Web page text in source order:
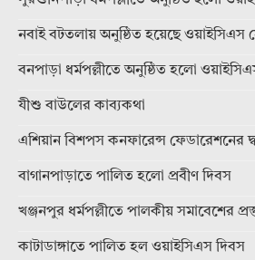
নবাই বটতলায় অনুষ্ঠিত হয়েছে ওয়াইসিএস
বনপাড়া ধর্মপল্লীতে অনুষ্ঠিত হলো
যীশু বাউলের কাব্যকথা
এশিয়ান বিশপস কনফারেন্স ফেডারেশনের
বাগানপাড়াতে পালিত হলো প্রবীণ দিবস
খঞ্জনপুর ধর্মপল্লীতে পালকীয় সমাবেশের
কাটাডাঙ্গাতে পালিত হল ওয়াইসিএস দিবস